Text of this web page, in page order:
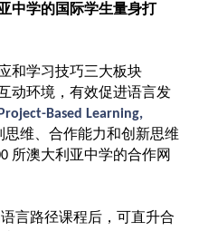
中学的国际学生量身打
和学习技巧三大板块
动环境，有效促进语言发
Project-Based Learning,
思维、合作能力和创新思维
所澳大利亚中学的合作网
言路径课程后，可直升合